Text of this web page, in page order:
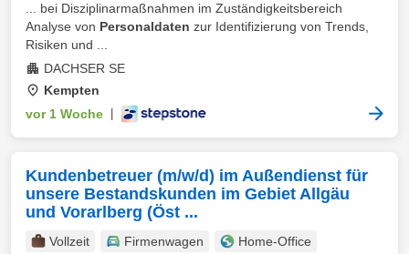
... bei Disziplinarmaßnahmen im Zuständigkeitsbereich
Analyse von Personaldaten zur Identifizierung von Trends,
Risiken und ...
DACHSER SE
Kempten
vor 1 Woche
Kundenbetreuer (m/w/d) im Außendienst für
unsere Bestandskunden im Gebiet Allgäu
und Vorarlberg (Öst ...
Vollzeit Firmenwagen
Home-Office